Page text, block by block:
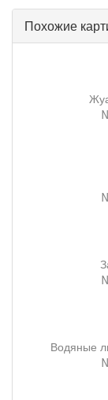
Похожие
Водяные